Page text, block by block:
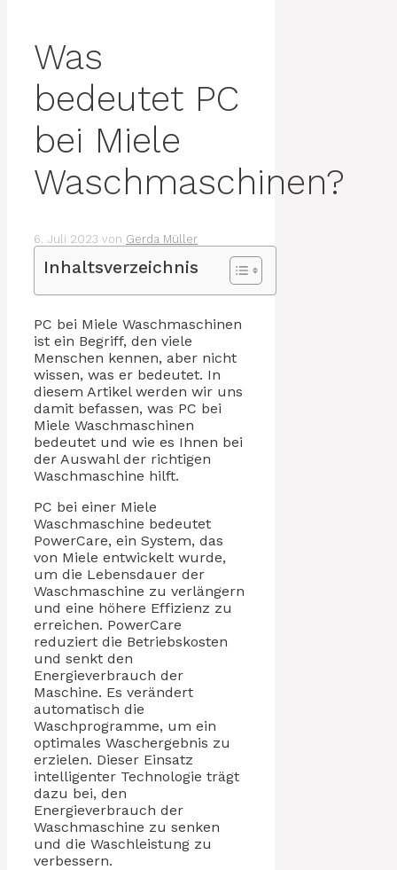
Was
bedeutet PC
bei Miele
Waschmaschinen?
6. Juli 2023 von Gerda Müller
Inhaltsverzeichnis
PC bei Miele Waschmaschinen
ist ein Begriff, den viele
Menschen kennen, aber nicht
wissen, was er bedeutet. In
diesem Artikel werden wir uns
damit befassen, was PC bei
Miele Waschmaschinen
bedeutet und wie es Ihnen bei
der Auswahl der richtigen
Waschmaschine hilft.
PC bei einer Miele
Waschmaschine bedeutet
PowerCare, ein System, das
von Miele entwickelt wurde,
um die Lebensdauer der
Waschmaschine zu verlängern
und eine höhere Effizienz zu
erreichen. PowerCare
reduziert die Betriebskosten
und senkt den
Energieverbrauch der
Maschine. Es verändert
automatisch die
Waschprogramme, um ein
optimales Waschergebnis zu
erzielen. Dieser Einsatz
intelligenter Technologie trägt
dazu bei, den
Energieverbrauch der
Waschmaschine zu senken
und die Waschleistung zu
verbessern.